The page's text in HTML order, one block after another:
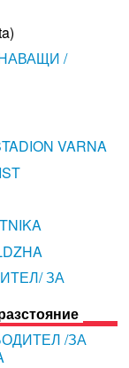
/
VARNA
ЗА
/ЗА